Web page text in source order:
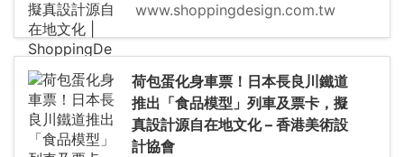
www.shoppingdesign.com.tw
荷包蛋化身車票！日本長良川鐵道
推出「食品模型」列車及票卡，擬
真設計源自在地文化 – 香港美術設
計協會